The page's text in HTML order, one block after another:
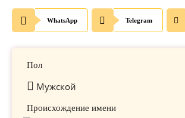
WhatsApp Telegram
Пол
Мужской
Происхождение имени